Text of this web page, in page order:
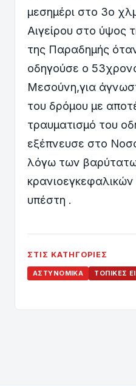
μεσημέρι στο 3ο
Αιγείρου στο ύψος
της Παραδημής
οδηγούσε ο
Μεσούνη,για
του δρόμου με
τραυματισμό του
εξέπνευσε στο
λόγω των
υπέστη .
ΣΤΙΣ ΚΑΤΗΓΟΡΊΕΣ
ΑΣΤΥΝΟΜΙΚΆ ΤΟΠΙΚΈΣ